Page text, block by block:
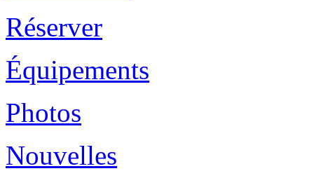
Réserver
Équipements
Photos
Nouvelles